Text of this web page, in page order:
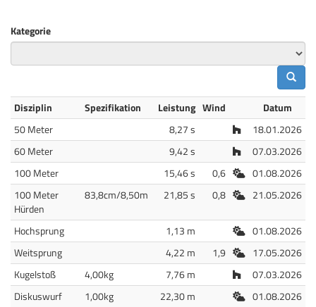
Kategorie
Disziplin Spezifikation Leistung Wind
Datum
50 Meter
8,27 s Halle18.01.2026
60 Meter
9,42 s Halle07.03.2026
100 Meter
15,46 s 0,6 Freiluft
01.08.2026
100 Meter
Hürden
83,8cm/8,50m 21,85 s 0,8 Freiluft
21.05.2026
Hochsprung 1,13 m Freiluft
01.08.2026
Weitsprung
4,22 m 1,9 Freiluft
17.05.2026
Kugelstoß
4,00kg 7,76 m Halle07.03.2026
Diskuswurf
1,00kg 22,30 m Freiluft
01.08.2026